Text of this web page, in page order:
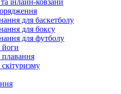
інлайн-ковзани
для баскетболу
для боксу
для футболу